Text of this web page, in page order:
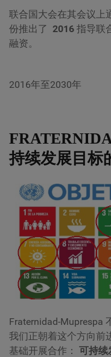
联合国大会在其会议上
份推出了 2016 指导联
融资。
2016年至2030年
持续发展目标
Fraternidad-Muprespa
我们正朝着这个方向前
基础开展合作： 可持续